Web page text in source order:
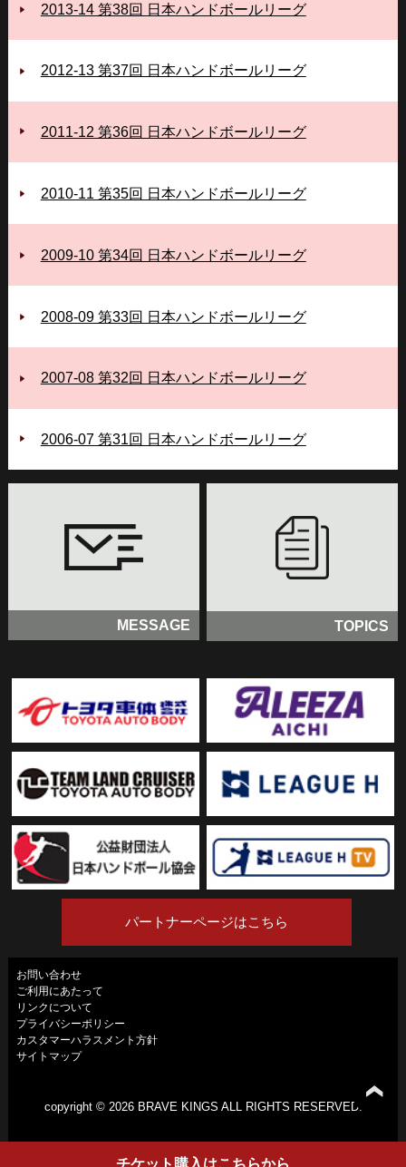
2013-14 第38回 日本ハンドボールリーグ
2012-13 第37回 日本ハンドボールリーグ
2011-12 第36回 日本ハンドボールリーグ
2010-11 第35回 日本ハンドボールリーグ
2009-10 第34回 日本ハンドボールリーグ
2008-09 第33回 日本ハンドボールリーグ
2007-08 第32回 日本ハンドボールリーグ
2006‐07 第31回 日本ハンドボールリーグ
MESSAGE TOPICS
チケット 購入はこちらから
パートナーページはこちら
お問い合わせ
ご利用にあたって
リンクについて
プライバシーポリシー
カスタマーハラスメント方針
サイトマップ
copyright © 2026 BRAVE KINGS ALL RIGHTS RESERVED.